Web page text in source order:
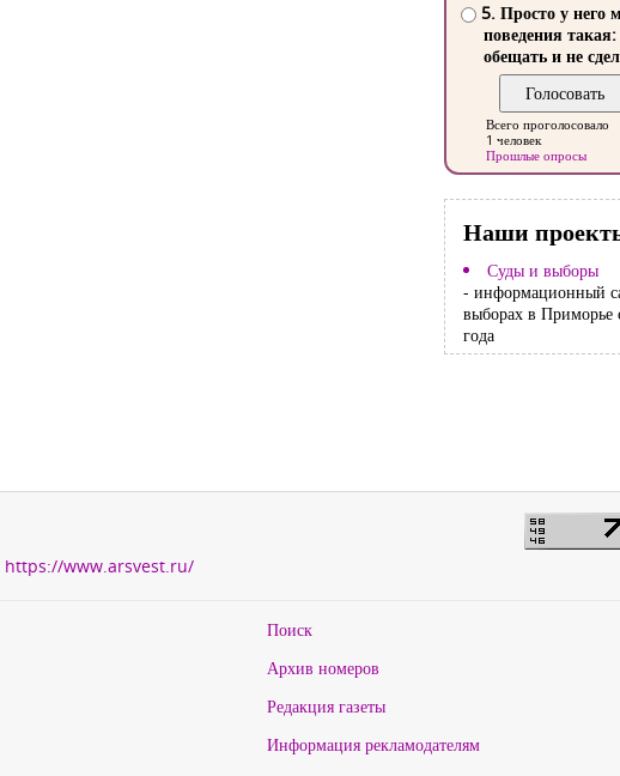
5. Просто у него
поведения такая:
обещать и не
Всего проголосовало
1 человек
Прошлые опросы
Наши
Суды и выборы
- информационный
выборах в Приморье
года
https://www.arsvest.ru/
Поиск
Архив номеров
Редакция газеты
Информация рекламодателям